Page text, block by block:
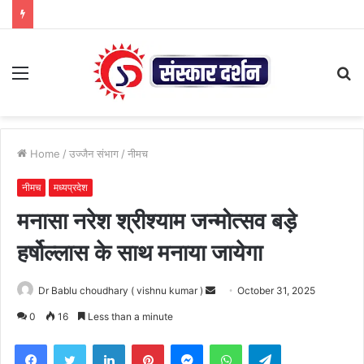
Menu
Home / उज्जैन संभाग / नीमच
नीमच मध्यप्रदेश
मनासा नरेश श्रीश्याम जन्मोत्सव बड़े
हर्षोल्लास के साथ मनाया जायेगा
Dr Bablu choudhary ( vishnu kumar )
SendOctober 31, 2025
0 16 Less than a minute
FacebookTwitter LinkedInPinterestMessengerWhatsAppTelegram